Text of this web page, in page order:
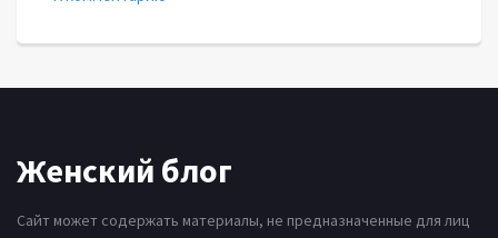
Женский блог
Сайт может содержать материалы, не предназначенные для лиц